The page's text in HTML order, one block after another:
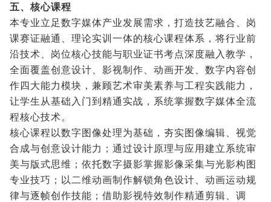
五、核心课程
本专业立足数字媒体产业发展需求，打造技艺融合、岗
课赛证融通、理论实训一体的核心课程体系，将行业前
沿技术、岗位核心技能与职业证书考点深度融入教学，
全面覆盖创意设计、影视制作、动画开发、数字内容创
作四大能力模块，兼顾艺术审美素养与工程实践能力，
让学生从基础入门到精通实战，系统掌握数字媒体全流
程核心技术。
核心课程以数字图像处理为基础，夯实图像编辑、视觉
合成与创意设计能力；通过设计原理与应用建立系统审
美与版式思维；依托数字摄影掌握影像采集与光影构图
专业技巧；以二维动画制作解锁角色设计、动画运动规
律与逐帧创作技能；借助影视特效制作精通剪辑、调